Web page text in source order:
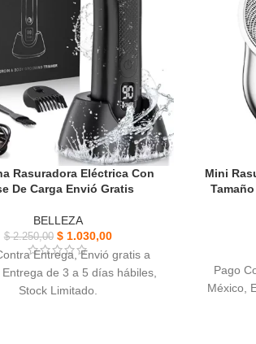
Rasuradora Eléctrica Con
De Carga Envió Gratis
BELLEZA
$2.250,00 $1.030,00
Entrega, Envió gratis a
de 3 a 5 días hábiles,
Stock Limitado.
Mini
Pago
México,